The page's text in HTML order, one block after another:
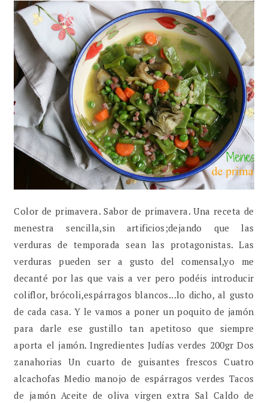
Color de primavera. Sabor de primavera. Una receta de
menestra sencilla,sin artificios;dejando que las
verduras de temporada sean las protagonistas. Las
verduras pueden ser a gusto del comensal,yo me
decanté por las que vais a ver pero podéis introducir
coliflor, brócoli,espárragos blancos...lo dicho, al gusto
de cada casa. Y le vamos a poner un poquito de jamón
para darle ese gustillo tan apetitoso que siempre
aporta el jamón. Ingredientes Judías verdes 200gr Dos
zanahorias Un cuarto de guisantes frescos Cuatro
alcachofas Medio manojo de espárragos verdes Tacos
de jamón Aceite de oliva virgen extra Sal Caldo de